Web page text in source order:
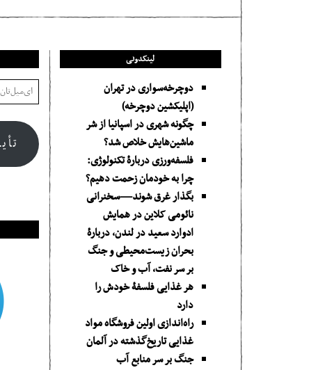
لینکدونی
دوچرخه‌سواری در تهران
(اپلیکشین دوچرخه)
چگونه شهری در اسپانیا از شر
ماشین‌هایش خلاص شد؟
فلسفه‌ورزی دربارهٔ تکنولوژی:
چرا به خودمان زحمت دهیم؟
بگذار غرق شوند—سخنرانی
نائومی کلاین در همایش
ادوارد سعید در لندن، دربارۀ
بحران زیست‌محیطی و جنگ
بر سر نفت، آب و خاک
هر غذایی فلسفۀ خودش را
دارد
راه‌اندازی اولین فروشگاه مواد
غذایی تاریخ‌گذشته در آلمان
جنگ بر سر منابع آب